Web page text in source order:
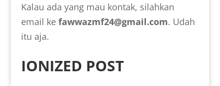
Kalau ada yang mau kontak, silahkan
email ke fawwazmf24@gmail.com. Udah
itu aja.
IONIZED POST